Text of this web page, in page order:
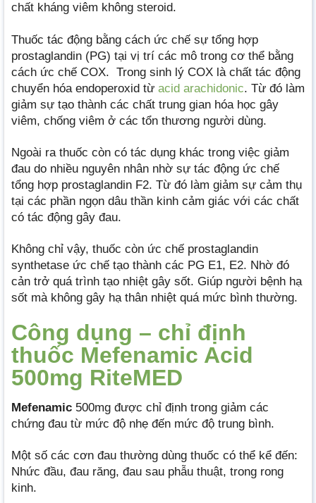
chất kháng viêm không steroid.
Thuốc tác động bằng cách ức chế sự tổng hợp
prostaglandin (PG) tại vị trí các mô trong cơ thể bằng
cách ức chế COX. Trong sinh lý COX là chất tác động
chuyển hóa endoperoxid từ acid arachidonic. Từ đó làm
giảm sự tạo thành các chất trung gian hóa học gây
viêm, chống viêm ở các tổn thương người dùng.
Ngoài ra thuốc còn có tác dụng khác trong việc giảm
đau do nhiều nguyên nhân nhờ sự tác động ức chế
tổng hợp prostaglandin F2. Từ đó làm giảm sự cảm thụ
tại các phần ngọn dâu thần kinh cảm giác với các chất
có tác động gây đau.
Không chỉ vậy, thuốc còn ức chế prostaglandin
synthetase ức chế tạo thành các PG E1, E2. Nhờ đó
cản trở quá trình tạo nhiệt gây sốt. Giúp người bệnh hạ
sốt mà không gây hạ thân nhiệt quá mức bình thường.
Công dụng – chỉ định
thuốc Mefenamic Acid
500mg RiteMED
Mefenamic 500mg được chỉ định trong giảm các
chứng đau từ mức độ nhẹ đến mức độ trung bình.
Một số các cơn đau thường dùng thuốc có thể kể đến:
Nhức đầu, đau răng, đau sau phẫu thuật, trong rong
kinh.